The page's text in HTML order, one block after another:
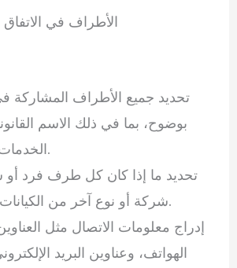
الأطراف في الاتفاق
تحديد جميع الأطراف المشاركة
بوضوح، بما في ذلك الاسم
الخدمات والزبون.
تحديد ما إذا كان كل طرف فرد أو
شركة أو نوع آخر من الكيانات القانونية.
إدراج معلومات الاتصال مثل
الهواتف، وعناوين البريد